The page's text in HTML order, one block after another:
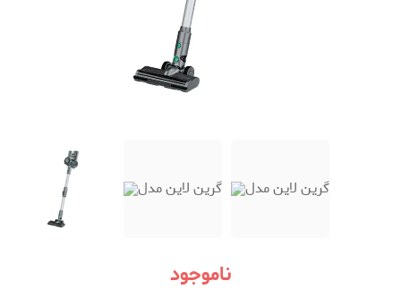
ناموجود